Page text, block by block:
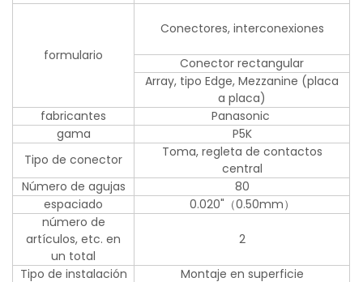
formulario
Conectores, interconexiones
Conector rectangular
Array, tipo Edge, Mezzanine (placa
a placa)
fabricantes
Panasonic
gama
P5K
Tipo de conector
Toma, regleta de contactos
central
Número de agujas
80
espaciado
0.020"（0.50mm）
número de
artículos, etc. en
un total
2
Tipo de instalación
Montaje en superficie